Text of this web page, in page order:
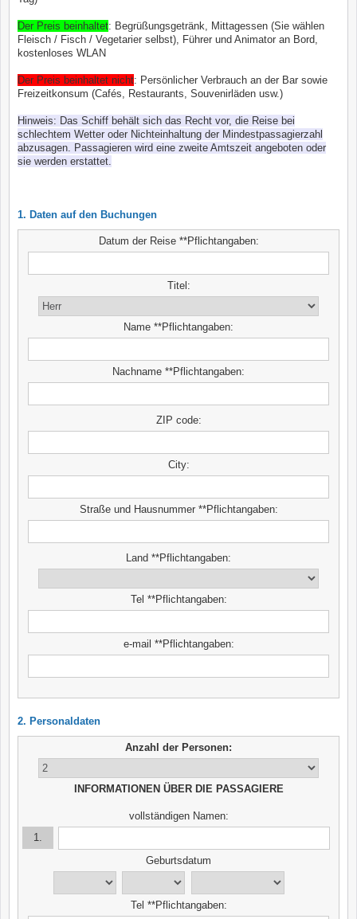
Der Preis beinhaltet: Begrüßungsgetränk, Mittagessen (Sie wählen
Fleisch / Fisch / Vegetarier selbst), Führer und Animator an Bord,
kostenloses WLAN
Der Preis beinhaltet nicht: Persönlicher Verbrauch an der Bar sowie
Freizeitkonsum (Cafés, Restaurants, Souvenirläden usw.)
Hinweis: Das Schiff behält sich das Recht vor, die Reise bei
schlechtem Wetter oder Nichteinhaltung der Mindestpassagierzahl
abzusagen. Passagieren wird eine zweite Amtszeit angeboten oder
sie werden erstattet.
1. Daten auf den Buchungen
Datum der Reise **Pflichtangaben:
Titel:
Name **Pflichtangaben:
Nachname **Pflichtangaben:
ZIP code:
City:
Straße und Hausnummer **Pflichtangaben:
Land **Pflichtangaben:
Tel **Pflichtangaben:
e-mail **Pflichtangaben:
2. Personaldaten
Anzahl der Personen:
INFORMATIONEN ÜBER DIE PASSAGIERE
vollständigen Namen:
1.
Geburtsdatum
Tel **Pflichtangaben: